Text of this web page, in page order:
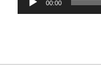
de
00:00